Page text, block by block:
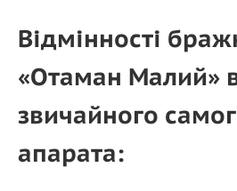
Відмінності
«Отаман Малий»
звичайного
апарата: